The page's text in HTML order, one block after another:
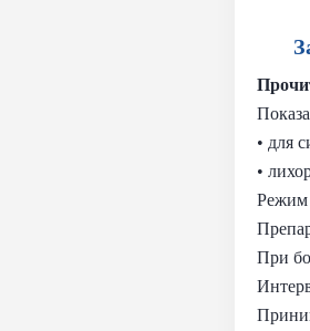
• для
•
Режим
При